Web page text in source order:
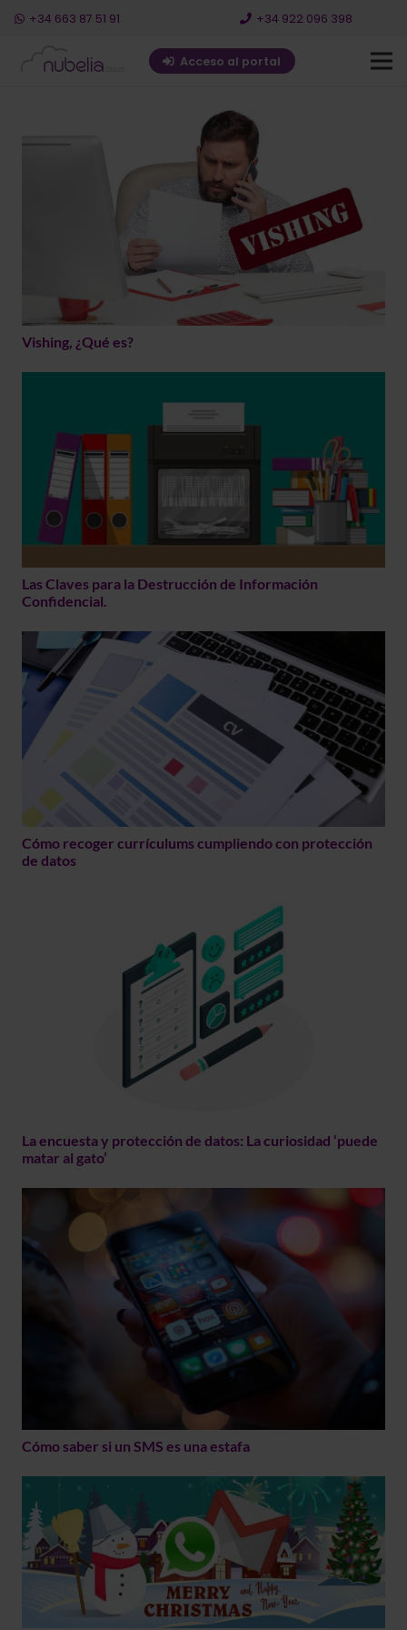
+34 663 87 51 91 +34 922 096 398
Acceso al portal
Vishing, ¿Qué es?
Las Claves para la Destrucción de Información
Confidencial.
Cómo recoger currículums cumpliendo con protección
de datos
La encuesta y protección de datos: La curiosidad ‘puede
matar al gato’
Cómo saber si un SMS es una estafa